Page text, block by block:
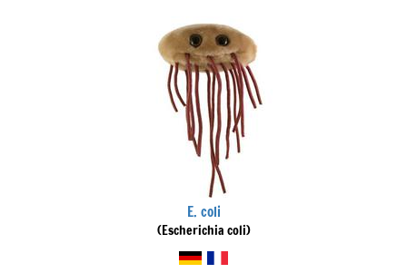
E. coli
(Escherichia coli)